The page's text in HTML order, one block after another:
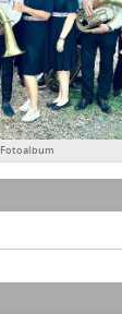
Fotoalbum